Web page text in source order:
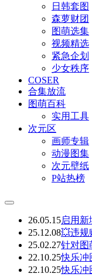
日韩套图
森萝财团
图萌选集
视频精选
紧急企划
少女秩序
COSER
合集放流
图萌百科
实用工具
次元区
画师专辑
动漫图集
次元壁纸
P站热榜
26.05.15启用
25.12.08💥违规
25.02.27针对图
22.10.25快乐冲
22.10.25快乐冲